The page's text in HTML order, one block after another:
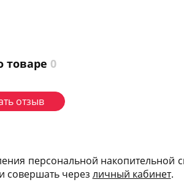
товаре 0
отзыв
персональной накопительной
совершать через личный кабинет.